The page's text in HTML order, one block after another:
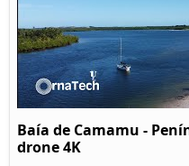
Baía de Camamu -
drone 4K